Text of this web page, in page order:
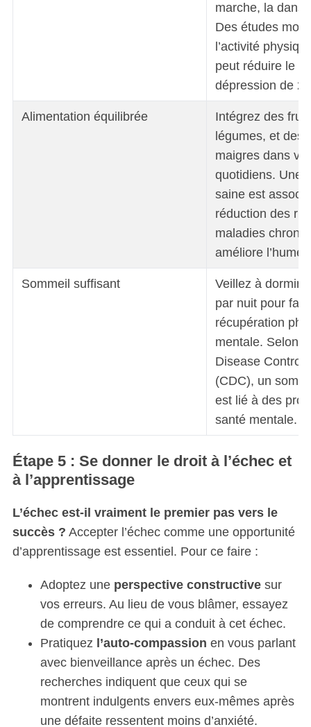
marche, la
Des études
l’activité
peut réduire le
dépression de
Alimentation équilibrée
Intégrez des
légumes, et des
maigres dans
quotidiens. Une
saine est
réduction des
maladies
améliore
Sommeil suffisant
Veillez à dormir
par nuit pour
récupération
mentale. Selon
Disease Control
(CDC), un
est lié à des
santé mentale.
Étape 5 : Se donner le droit à l’échec et
à l’apprentissage
L’échec est-il vraiment le premier pas vers le
succès ? Accepter l’échec comme une opportunité
d’apprentissage est essentiel. Pour ce faire :
Adoptez une perspective constructivesur
vos erreurs. Au lieu de vous blâmer, essayez
de comprendre ce qui a conduit à cet échec.
Pratiquez l’auto-compassion en vous parlant
avec bienveillance après un échec. Des
recherches indiquent que ceux qui se
montrent indulgents envers eux-mêmes après
une défaite ressentent moins d’anxiété.